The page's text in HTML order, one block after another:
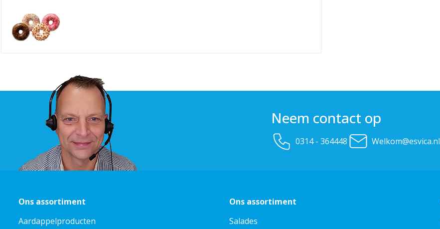
Neem contact op
0314 - 364448 Welkom@esvica.nl
Ons assortiment
Aardappelproducten
Ons assortiment
Salades